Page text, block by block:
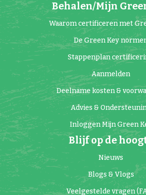
Behalen/Mijn
Waarom certificeren met
De Green Key
Stappenplan
Aanmelden
Deelname kosten &
Advies &
Inloggen Mijn Green
Blijf op de
Nieuws
Blogs & Vlogs
Veelgestelde vragen